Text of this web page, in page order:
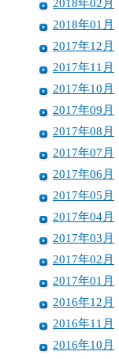
2018年02月
2018年01月
2017年12月
2017年11月
2017年10月
2017年09月
2017年08月
2017年07月
2017年06月
2017年05月
2017年04月
2017年03月
2017年02月
2017年01月
2016年12月
2016年11月
2016年10月